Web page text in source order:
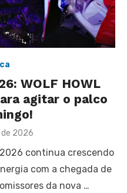
WOLF HOWL
agitar o palco
2026
continua crescendo
com a chegada de
da nova …